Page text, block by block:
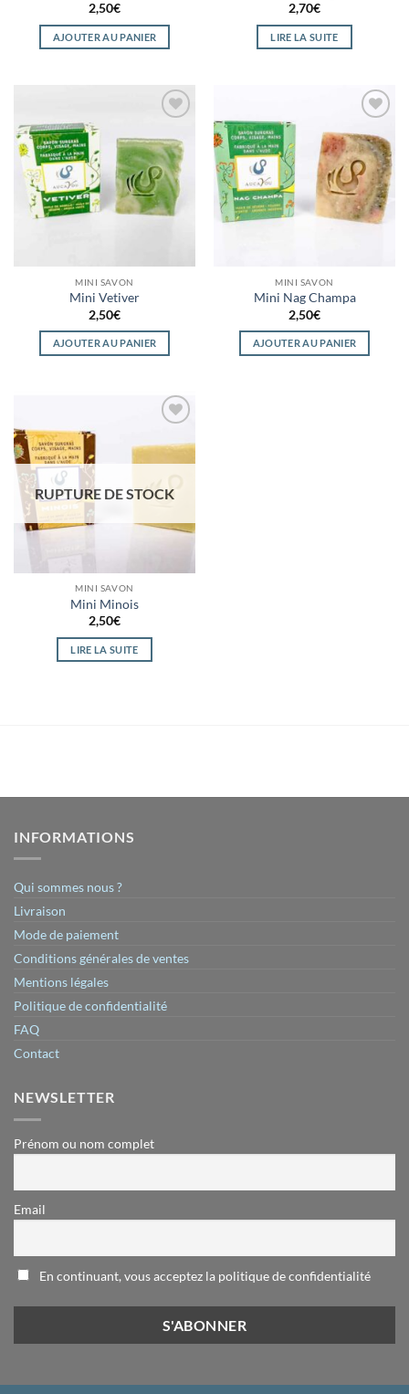
2,50€
AJOUTER AU PANIER
2,70€
LIRE LA SUITE
à la
wishlist
MINI SAVON
Mini Vetiver
2,50€
AJOUTER AU PANIER
à la
wishlist
MINI SAVON
Mini Nag Champa
2,50€
AJOUTER AU PANIER
à la
wishlist
RUPTURE DE STOCK
MINI SAVON
Mini Minois
2,50€
LIRE LA SUITE
INFORMATIONS
Qui sommes nous ?
Livraison
Mode de paiement
Conditions générales de ventes
Mentions légales
Politique de confidentialité
FAQ
Contact
NEWSLETTER
Prénom ou nom complet
Email
En continuant, vous acceptez la politique de confidentialité